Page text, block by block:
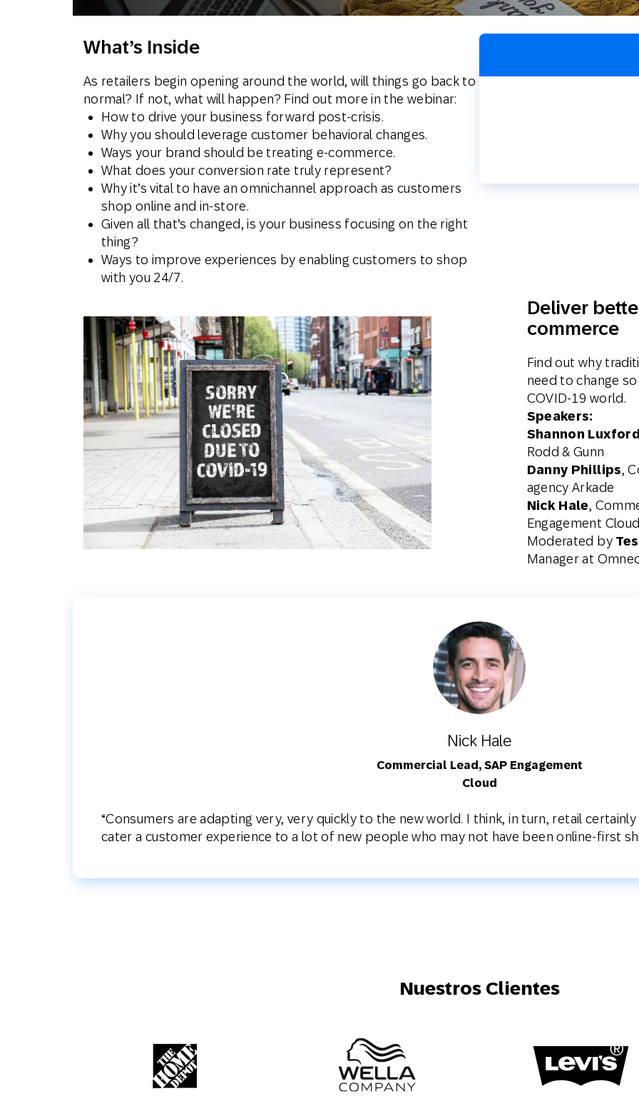
Email Web Digital Ads
What’s Inside
As retailers begin opening around the world, will things go back to
normal? If not, what will happen? Find out more in the webinar:
How to drive your business forward post-crisis.
Why you should leverage customer behavioral changes.
Ways your brand should be treating e-commerce.
What does your conversion rate truly represent?
Why it’s vital to have an omnichannel approach as customers
shop online and in-store.
Given all that’s changed, is your business focusing on the right
thing?
Ways to improve experiences by enabling customers to shop
with you 24/7.
Deliver
commerce
Find out why
need to change
COVID-19 world.
Speakers:
Shannon Luxford
Rodd & Gunn
Danny Phillips,
agency Arkade
Nick Hale,
Engagement Cloud
Moderated by
Manager at
“Consumers are adapting very, very quickly to the new world. I think, in turn, retail
cater a customer experience to a lot of new people who may not have been online-first
Nick Hale
Commercial Lead, SAP Engagement
Cloud
Nuestros Clientes